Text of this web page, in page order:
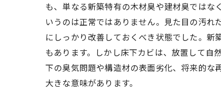
も、単なる新築特有の木材臭や建材臭では
いうのは正常ではありません。見た目の汚
にしっかり改善しておくべき状態でした。
もあります。しかし床下カビは、放置して
下の臭気問題や構造材の表面劣化、将来的な
大きな意味があります。